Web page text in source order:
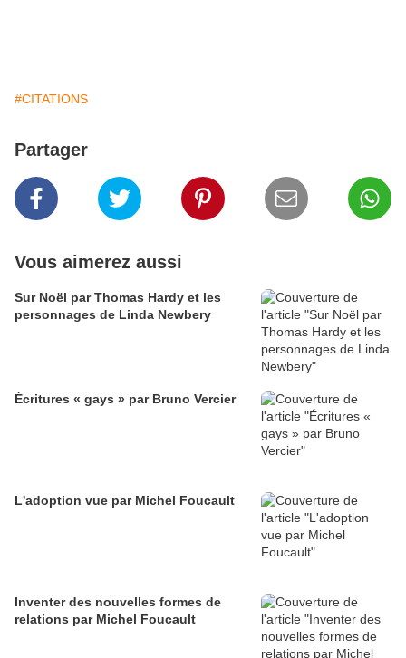
#CITATIONS
Partager
Vous aimerez aussi
Sur Noël par Thomas Hardy et les
personnages de Linda Newbery
Écritures « gays » par Bruno Vercier
L'adoption vue par Michel Foucault
Inventer des nouvelles formes de
relations par Michel Foucault